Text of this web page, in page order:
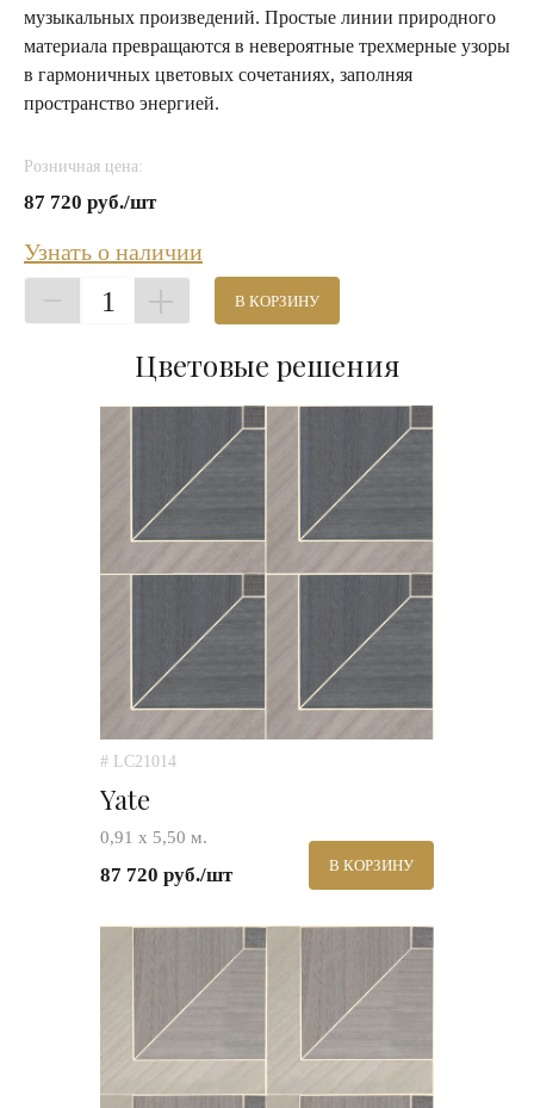
музыкальных произведений. Простые линии природного
материала превращаются в невероятные трехмерные узоры
в гармоничных цветовых сочетаниях, заполняя
пространство энергией.
Розничная цена:
87 720 руб./шт
Узнать о наличии
1 В КОРЗИНУ
Цветовые решения
# LC21014
Yate
0,91 х 5,50 м.
87 720 руб./шт В КОРЗИНУ